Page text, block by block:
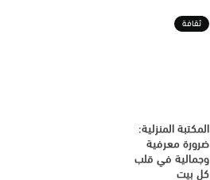
ثقافة
المكتبة المنزلية:
ضرورة معرفية
وجمالية في قلب
كل بيت